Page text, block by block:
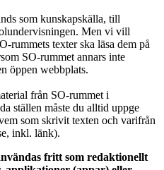
som kunskapskälla, till
Men vi vill
rummets texter ska läsa dem på
SO-rummet annars inte
öppen webbplats.
från SO-rummet i
ställen måste du alltid uppge
som skrivit texten och varifrån
inkl. länk).
fritt som redaktionellt